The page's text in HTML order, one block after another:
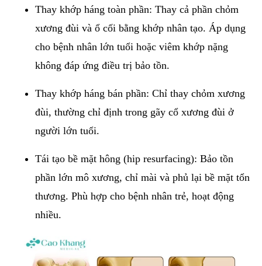
Thay khớp háng toàn phần: Thay cả phần chỏm
xương đùi và ổ cối bằng khớp nhân tạo. Áp dụng
cho bệnh nhân lớn tuổi hoặc viêm khớp nặng
không đáp ứng điều trị bảo tồn.
Thay khớp háng bán phần: Chỉ thay chỏm xương
đùi, thường chỉ định trong gãy cổ xương đùi ở
người lớn tuổi.
Tái tạo bề mặt hông (hip resurfacing): Bảo tồn
phần lớn mô xương, chỉ mài và phủ lại bề mặt tổn
thương. Phù hợp cho bệnh nhân trẻ, hoạt động
nhiều.